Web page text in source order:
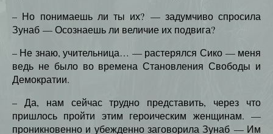
– Но понимаешь ли ты их? — задумчиво спросила
Зунаб — Осознаешь ли величие их подвига?
– Не знаю, учительница… — растерялся Сико — меня
ведь не было во времена Становления Свободы и
Демократии.
– Да, нам сейчас трудно представить, через что
пришлось пройти этим героическим женщинам. —
проникновенно и убежденно заговорила Зунаб — Им